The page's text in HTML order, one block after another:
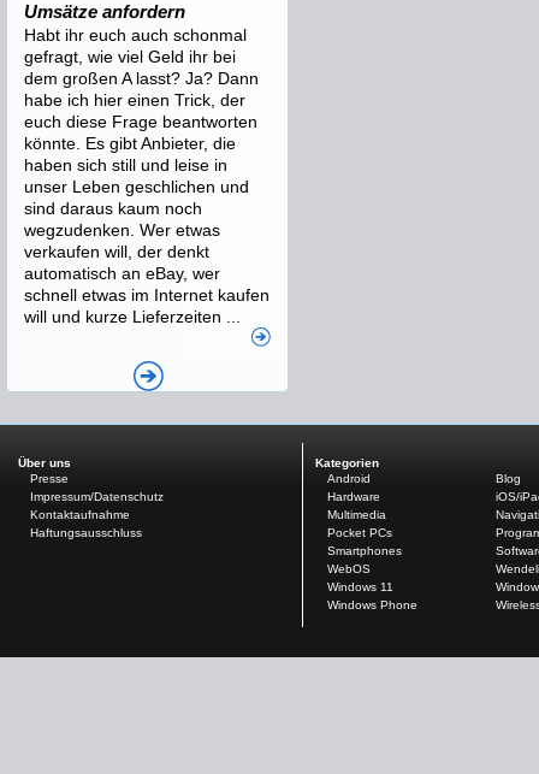
Umsätze anfordern
Habt ihr euch auch schonmal
gefragt, wie viel Geld ihr bei
dem großen A lasst? Ja? Dann
habe ich hier einen Trick, der
euch diese Frage beantworten
könnte. Es gibt Anbieter, die
haben sich still und leise in
unser Leben geschlichen und
sind daraus kaum noch
wegzudenken. Wer etwas
verkaufen will, der denkt
automatisch an eBay, wer
schnell etwas im Internet kaufen
will und kurze Lieferzeiten ...
Über uns
Presse
Impressum/Datenschutz
Kontaktaufnahme
Haftungsausschluss
Kategorien
Android
Blog
Hardware
iOS/
Multimedia
Pocket PCs
Smartphones
WebOS
Windows 11
Windows Phone